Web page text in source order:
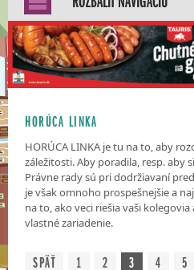
HORÚCA LINKA
HORÚCA LINKA je tu na to, aby
záležitosti. Aby poradila, resp. aby
Právne rady sú pri dodržiavaní
je však omnoho prospešnejšie a
na to, ako veci riešia vaši
vlastné zariadenie.
SPÄŤ 1 2 3 4 5